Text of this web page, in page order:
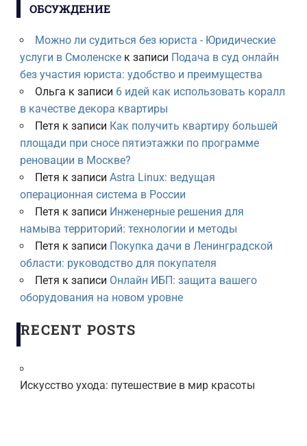
ОБСУЖДЕНИЕ
Можно ли судиться без юриста - Юридические
услуги в Смоленскек записи Подача в суд онлайн
без участия юриста: удобство и преимущества
Ольга к записи 6 идей как использовать коралл
в качестве декора квартиры
Петя к записи Как получить квартиру большей
площади при сносе пятиэтажки по программе
реновации в Москве?
Петя к записи Astra Linux: ведущая
операционная система в России
Петя к записи Инженерные решения для
намыва территорий: технологии и методы
Петя к записи Покупка дачи в Ленинградской
области: руководство для покупателя
Петя к записи Онлайн ИБП: защита вашего
оборудования на новом уровне
RECENT POSTS
Искусство ухода: путешествие в мир красоты